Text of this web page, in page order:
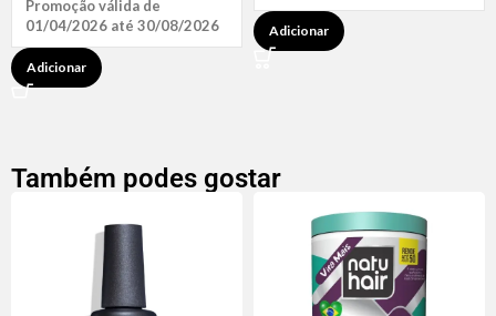
Promoção válida de
01/04/2026 até 30/08/2026
Adicionar
Adicionar
Também podes gostar